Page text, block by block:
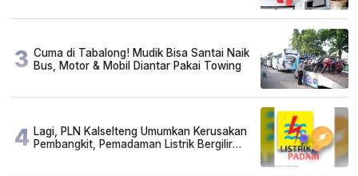
3 Cuma di Tabalong! Mudik Bisa Santai Naik
Bus, Motor & Mobil Diantar Pakai Towing
4 Lagi, PLN Kalselteng Umumkan Kerusakan
Pembangkit, Pemadaman Listrik Bergilir